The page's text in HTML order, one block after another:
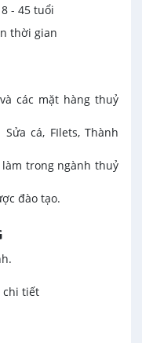
- 45 tuổi
thời gian
các mặt hàng thuỷ
cá, FIlets, Thành
trong ngành thuỷ
đào tạo.
chi tiết